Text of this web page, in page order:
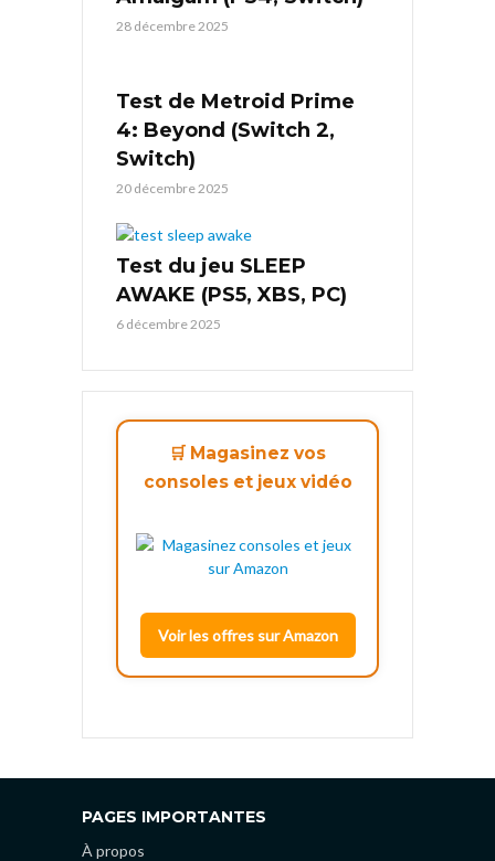
28 décembre 2025
Test de Metroid Prime
4: Beyond (Switch 2,
Switch)
20 décembre 2025
Test du jeu SLEEP
AWAKE (PS5, XBS, PC)
6 décembre 2025
🛒 Magasinez vos
consoles et jeux vidéo
Voir les offres sur Amazon
PAGES IMPORTANTES
À propos